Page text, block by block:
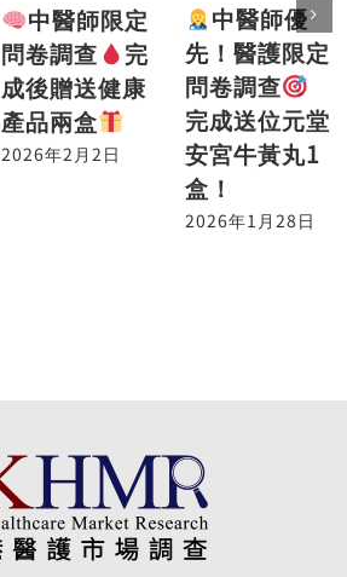
中醫師限定
問卷調查
完
成後贈送健康
產品兩盒
2026年2月2日
中醫師優
先！醫護限定
問卷調查
完成送位元堂
安宮牛黃丸1
盒！
2026年1月28日